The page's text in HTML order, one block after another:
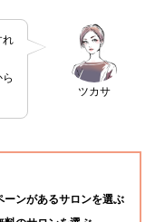
ツカサ
れ
ンがあるサロンを選ぶ